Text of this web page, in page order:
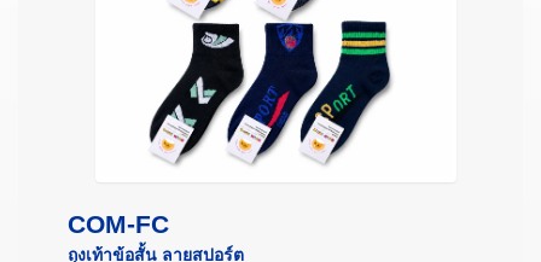
COM-FC
ถุงเท้าข้อสั้น ลายสปอร์ต